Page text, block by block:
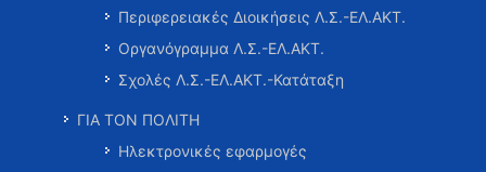
Περιφερειακές Διοικήσεις Λ.Σ.-ΕΛ.ΑΚΤ.
Οργανόγραμμα Λ.Σ.-ΕΛ.ΑΚΤ.
Σχολές Λ.Σ.-ΕΛ.ΑΚΤ.-Κατάταξη
ΓΙΑ ΤΟΝ ΠΟΛΙΤΗ
Ηλεκτρονικές εφαρμογές